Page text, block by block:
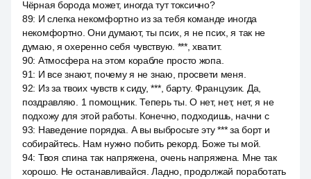
Чёрная борода может, иногда тут токсично?
89: И слегка некомфортно из за тебя команде иногда
некомфортно. Они думают, ты псих, я не псих, я так не
думаю, я охеренно себя чувствую. ***, хватит.
90: Атмосфера на этом корабле просто жопа.
91: И все знают, почему я не знаю, просвети меня.
92: Из за твоих чувств к сиду, ***, барту. Французик. Да,
поздравляю. 1 помощник. Теперь ты. О нет, нет, нет, я не
подхожу для этой работы. Конечно, подходишь, начни с
93: Наведение порядка. А вы выбросьте эту *** за борт и
собирайтесь. Нам нужно побить рекорд. Боже ты мой.
94: Твоя спина так напряжена, очень напряжена. Мне так
хорошо. Не останавливайся. Ладно, продолжай поработать